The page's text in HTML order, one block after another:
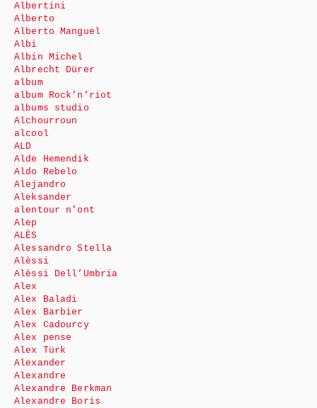
Albertini
Alberto
Alberto Manguel
Albi
Albin Michel
Albrecht Dürer
album
album Rock’n’riot
albums studio
Alchourroun
alcool
ALD
Alde Hemendik
Aldo Rebelo
Alejandro
Aleksander
alentour n’ont
Alep
ALÈS
Alessandro Stella
Alèssi
Alèssi Dell’Umbria
Alex
Alex Baladi
Alex Barbier
Alex Cadourcy
Alex pense
Alex Türk
Alexander
Alexandre
Alexandre Berkman
Alexandre Boris